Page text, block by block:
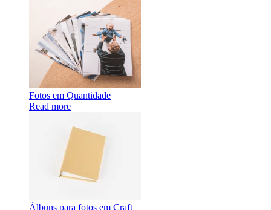
Fotos em Quantidade
Read more
Álbuns para fotos em Craft